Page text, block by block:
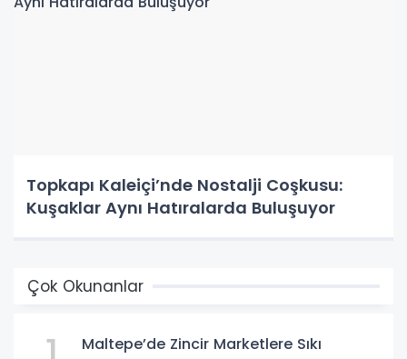
Topkapı Kaleiçi’nde Nostalji Coşkusu:
Kuşaklar Aynı Hatıralarda Buluşuyor
Çok Okunanlar
Maltepe’de Zincir Marketlere Sıkı